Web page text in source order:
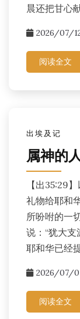
晨还把甘心
2026/07/
阅读全文
出埃及记
属神的
【出35:29
礼物给耶和
所吩咐的一
说：“犹大支
耶和华已经
2026/07/
阅读全文